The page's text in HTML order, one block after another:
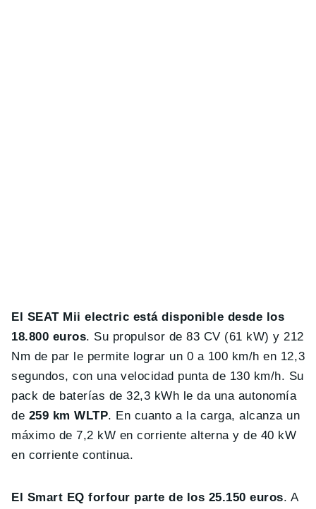
El SEAT Mii electric está disponible desde los
18.800 euros. Su propulsor de 83 CV (61 kW) y 212
Nm de par le permite lograr un 0 a 100 km/h en 12,3
segundos, con una velocidad punta de 130 km/h. Su
pack de baterías de 32,3 kWh le da una autonomía
de 259 km WLTP. En cuanto a la carga, alcanza un
máximo de 7,2 kW en corriente alterna y de 40 kW
en corriente continua.
El Smart EQ forfour parte de los 25.150 euros. A